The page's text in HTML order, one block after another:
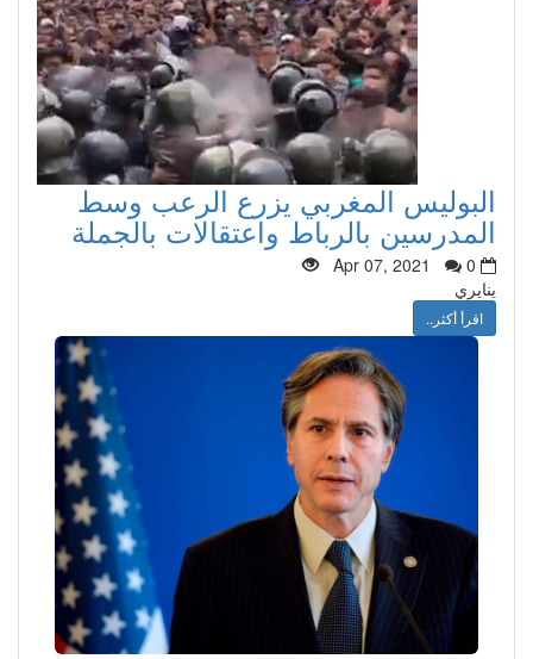
البوليس المغربي يزرع الرعب وسط
المدرسين بالرباط واعتقالات بالجملة
Apr 07, 2021
0
ينايري
اقرأ أكثر..